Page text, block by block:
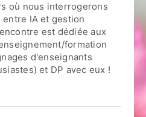
où nous interrogerons
IA et gestion
est dédiée aux
formation
d'enseignants
et DP avec eux !